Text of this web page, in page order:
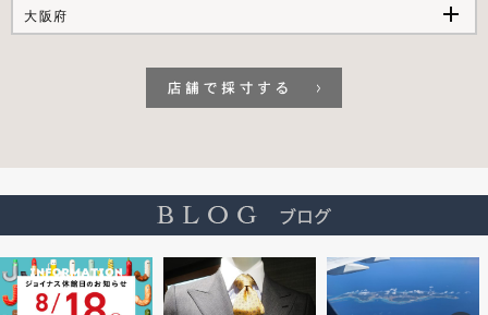
大阪府 add